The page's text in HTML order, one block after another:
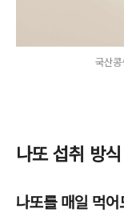
국산콩
나또 섭취 방식
나또를 매일 먹어